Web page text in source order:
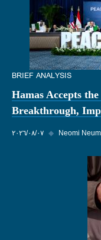
BRIEF ANALYSIS
Hamas Accepts
Breakthrough,
٠٧‏/٠٨‏/٢٠٢٦ ◆ Neomi